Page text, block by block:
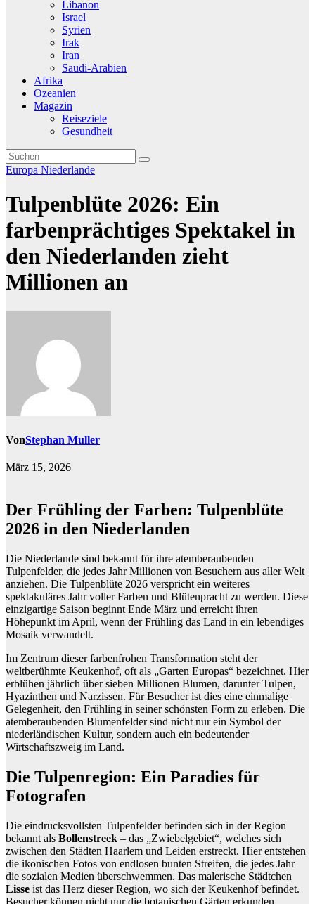
Libanon
Israel
Syrien
Irak
Iran
Saudi-Arabien
Afrika
Ozeanien
Magazin
Reiseziele
Gesundheit
Europa Niederlande
Tulpenblüte 2026: Ein
farbenprächtiges Spektakel in
den Niederlanden zieht
Millionen an
VonStephan Muller
März 15, 2026
Der Frühling der Farben: Tulpenblüte
2026 in den Niederlanden
Die Niederlande sind bekannt für ihre atemberaubenden
Tulpenfelder, die jedes Jahr Millionen von Besuchern aus aller Welt
anziehen. Die Tulpenblüte 2026 verspricht ein weiteres
spektakuläres Jahr voller Farben und Blütenpracht zu werden. Diese
einzigartige Saison beginnt Ende März und erreicht ihren
Höhepunkt im April, wenn der Frühling das Land in ein lebendiges
Mosaik verwandelt.
Im Zentrum dieser farbenfrohen Transformation steht der
weltberühmte Keukenhof, oft als „Garten Europas“ bezeichnet. Hier
erblühen jährlich über sieben Millionen Blumen, darunter Tulpen,
Hyazinthen und Narzissen. Für Besucher ist dies eine einmalige
Gelegenheit, den Frühling in seiner schönsten Form zu erleben. Die
atemberaubenden Blumenfelder sind nicht nur ein Symbol der
niederländischen Kultur, sondern auch ein bedeutender
Wirtschaftszweig im Land.
Die Tulpenregion: Ein Paradies für
Fotografen
Die eindrucksvollsten Tulpenfelder befinden sich in der Region
bekannt als Bollenstreek – das „Zwiebelgebiet“, welches sich
zwischen den Städten Haarlem und Leiden erstreckt. Hier entstehen
die ikonischen Fotos von endlosen bunten Streifen, die jedes Jahr
die sozialen Medien überschwemmen. Das malerische Städtchen
Lisse ist das Herz dieser Region, wo sich der Keukenhof befindet.
Besucher können nicht nur die botanischen Gärten erkunden,